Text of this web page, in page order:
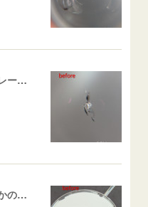
飛び石ひび割れ 施工例「ストレート系パーシャル」ポルテ
飛び石ひび割れ 施工例「何処かの施工歴再修復（ヒビ伸び先）及び小さなひび割れ」スイフト